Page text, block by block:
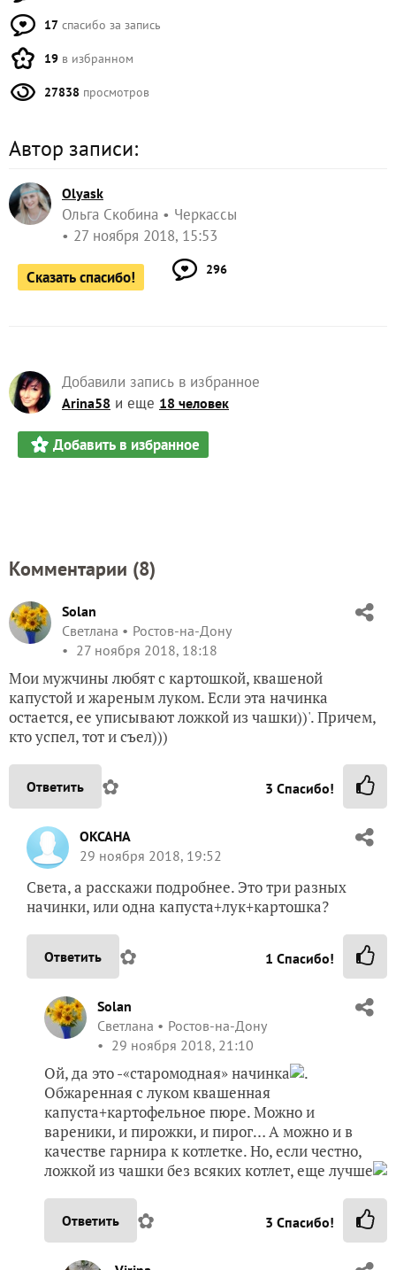
17 спасибо за запись
19 в избранном
27838 просмотров
Автор записи:
Olyask
Ольга Скобина
Черкассы
27 ноября 2018, 15:53
Сказать спасибо! 296
Добавили запись в избранное
Arina58 и еще 18 человек
Добавить в избранное
Комментарии (8)
Solan
Светлана
Ростов-на-Дону
27 ноября 2018, 18:18
Мои мужчины любят с картошкой, квашеной
капустой и жареным луком. Если эта начинка
остается, ее уписывают ложкой из чашки))'. Причем,
кто успел, тот и съел)))
Ответить ✿ 3 Спасибо!
OKCAHA
29 ноября 2018, 19:52
Света, а расскажи подробнее. Это три разных
начинки, или одна капуста+лук+картошка?
Ответить ✿ 1 Спасибо!
Solan
Светлана
Ростов-на-Дону
29 ноября 2018, 21:10
Ой, да это -«старомодная» начинка
.
Обжаренная с луком квашенная
капуста+картофельное пюре. Можно и
вареники, и пирожки, и пирог… А можно и в
качестве гарнира к котлетке. Но, если честно,
ложкой из чашки без всяких котлет, еще лучше
Ответить ✿ 3 Спасибо!